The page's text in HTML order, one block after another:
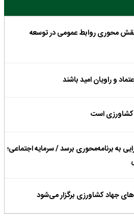
محوری روابط عمومی در توسعه
و راویان امید باشند
کشاورزی است
به برنامه‌محوری برسد / سرمایه اجتماعی؛
جهاد کشاورزی برگزار می‌شود